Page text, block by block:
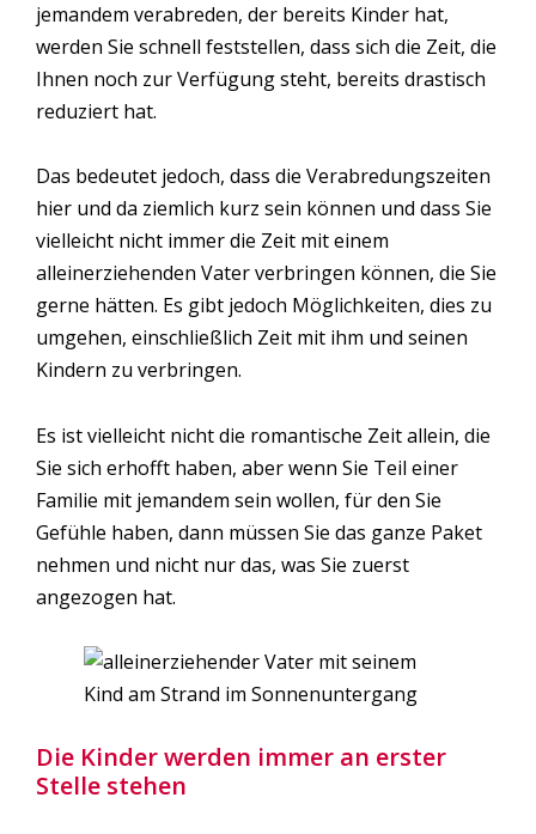
jemandem verabreden, der bereits Kinder hat,
werden Sie schnell feststellen, dass sich die Zeit, die
Ihnen noch zur Verfügung steht, bereits drastisch
reduziert hat.
Das bedeutet jedoch, dass die Verabredungszeiten
hier und da ziemlich kurz sein können und dass Sie
vielleicht nicht immer die Zeit mit einem
alleinerziehenden Vater verbringen können, die Sie
gerne hätten. Es gibt jedoch Möglichkeiten, dies zu
umgehen, einschließlich Zeit mit ihm und seinen
Kindern zu verbringen.
Es ist vielleicht nicht die romantische Zeit allein, die
Sie sich erhofft haben, aber wenn Sie Teil einer
Familie mit jemandem sein wollen, für den Sie
Gefühle haben, dann müssen Sie das ganze Paket
nehmen und nicht nur das, was Sie zuerst
angezogen hat.
Die Kinder werden immer an erster
Stelle stehen